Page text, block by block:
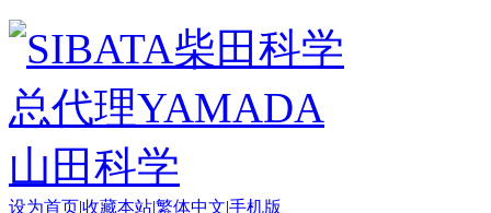
设为首页|收藏本站|繁体中文|手机版